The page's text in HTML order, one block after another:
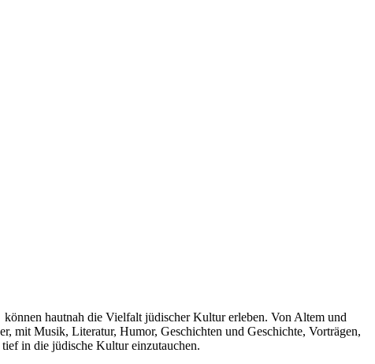
hautnah die Vielfalt jüdischer Kultur erleben. Von Altem und
mit Musik, Literatur, Humor, Geschichten und Geschichte, Vorträgen,
in die jüdische Kultur einzutauchen.